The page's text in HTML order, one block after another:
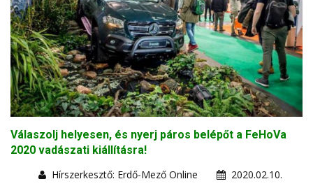
Válaszolj helyesen, és nyerj páros belépőt a FeHoVa
2020 vadászati kiállításra!
Hírszerkesztő: Erdő-Mező Online
2020.02.10.